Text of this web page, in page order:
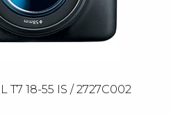
T7 18-55 IS / 2727C002